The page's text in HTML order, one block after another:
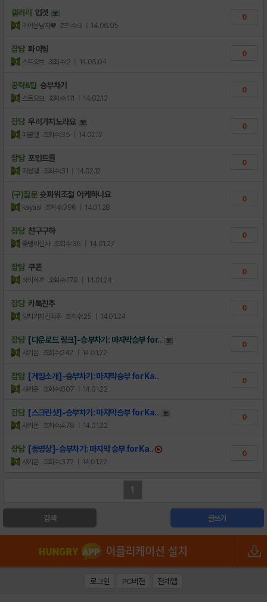
갤러리 입겟
귀여운남자♥ 조회수:3 | 14.06.05
0
잡담 파이팅
스트오브 조회수:2 | 14.05.04
0
공략&팁 승부차기
스트오브 조회수:111 | 14.02.13
0
잡담 우리가치노라요
떠블엘 조회수:35 | 14.02.12
0
잡담 포인트를
떠블엘 조회수:31 | 14.02.12
0
(구)질문 슛파워조절 어케하나요
kayasi 조회수:396 | 14.01.28
0
잡담 친구구하
좆뱅이신사 조회수:36 | 14.01.27
0
잡담 쿠폰
하이헤후 조회수:179 | 14.01.24
0
잡담 카톡친추
양치기치킨맥주 조회수:25 | 14.01.24
0
잡담 [다운로드 링크]-승부차기: 마지막승부 for..
샤키온 조회수:247 | 14.01.22
0
잡담 [게임소개]-승부차기: 마지막승부 for Ka..
샤키온 조회수:807 | 14.01.22
0
잡담 [스크린샷]-승부차기: 마지막승부 for Ka..
샤키온 조회수:478 | 14.01.22
0
잡담 [동영상]-승부차기: 마지막 승부 for Ka..
샤키온 조회수:372 | 14.01.22
0
1
검색 글쓰기
로그인 PC버전 전체앱